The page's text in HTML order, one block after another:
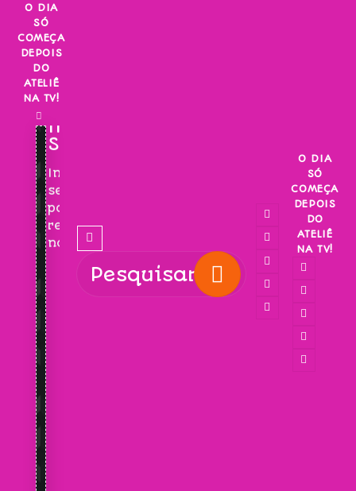
Skip
content
O DIA
SÓ
COMEÇA
DEPOIS
DO
ATELIÊ
NA TV!
INSCREVA-
SE!
Inscreva-
se
para
receber
novidades!
O DIA
SÓ
COMEÇA
DEPOIS
DO
ATELIÊ
NA TV!